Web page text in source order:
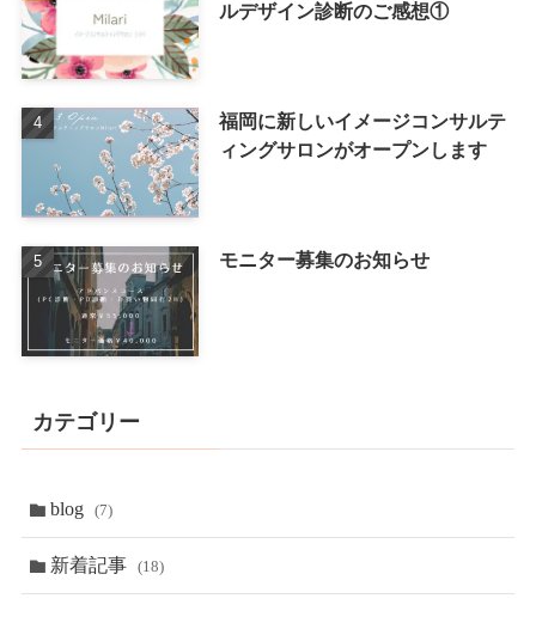
ルデザイン診断のご感想①
福岡に新しいイメージコンサルテ
ィングサロンがオープンします
モニター募集のお知らせ
カテゴリー
blog (7)
新着記事 (18)